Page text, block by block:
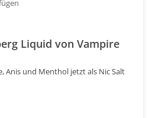
Liquid von Vampire
Anis und Menthol jetzt als Nic Salt